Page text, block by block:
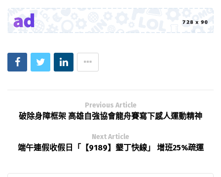
Previous Article
破除身障框架 高雄自強協會龍舟賽寫下感人運動精神
Next Article
端午連假收假日「【9189】墾丁快線」 增班25%疏運